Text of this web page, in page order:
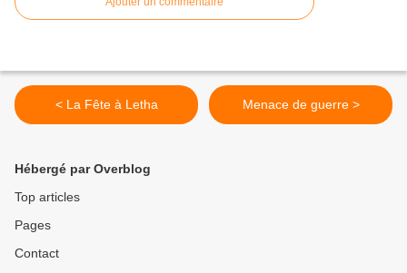
< La Fête à Letha Menace de guerre >
Hébergé par Overblog
Top articles
Pages
Contact